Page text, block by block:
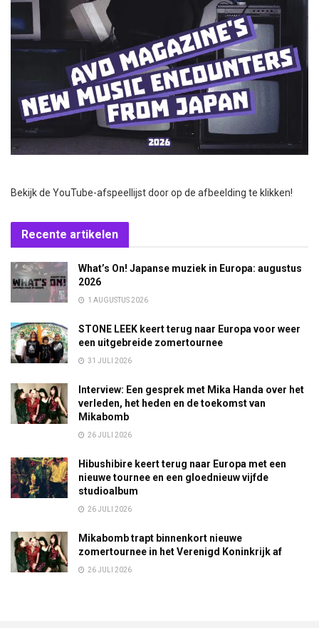
Bekijk de YouTube-afspeellijst door op de afbeelding te klikken!
Recente artikelen
What’s On! Japanse muziek in Europa: augustus
2026
1 AUGUSTUS 2026
STONE LEEK keert terug naar Europa voor weer
een uitgebreide zomertournee
31 JULI 2026
Interview: Een gesprek met Mika Handa over het
verleden, het heden en de toekomst van
Mikabomb
26 JULI 2026
Hibushibire keert terug naar Europa met een
nieuwe tournee en een gloednieuw vijfde
studioalbum
26 JULI 2026
Mikabomb trapt binnenkort nieuwe
zomertournee in het Verenigd Koninkrijk af
26 JULI 2026